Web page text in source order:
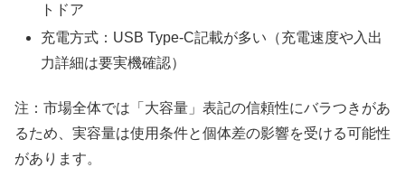
トドア
充電方式：USB Type-C記載が多い（充電速度や入出
力詳細は要実機確認）
注：市場全体では「大容量」表記の信頼性にバラつきがあ
るため、実容量は使用条件と個体差の影響を受ける可能性
があります。